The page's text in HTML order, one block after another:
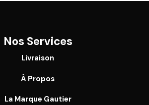
Nos Services
Livraison
À Propos
La Marque Gautier